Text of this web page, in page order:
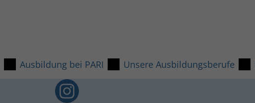
Ausbildung bei PARI Unsere Ausbildungsberufe